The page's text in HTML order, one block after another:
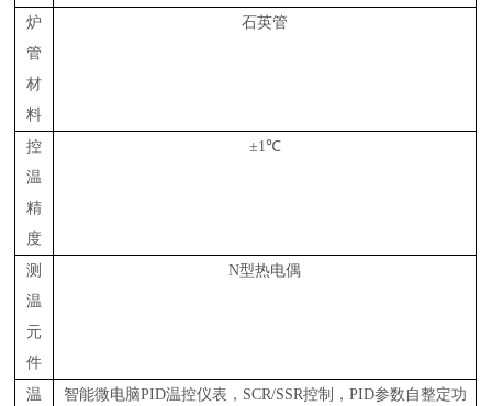
炉
管
材
料
石英管
控
温
精
度
±1℃
测
温
元
件
N型热电偶
温
智能微电脑PID温控仪表， SCR/SSR控制， PID参数自整定功